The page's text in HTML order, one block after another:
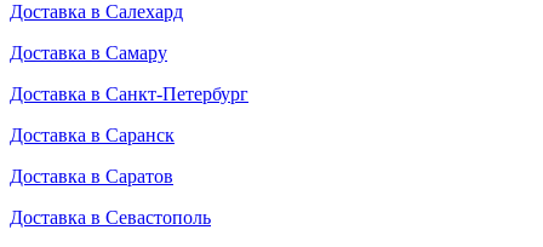
Доставка в Салехард
Доставка в Самару
Доставка в Санкт-Петербург
Доставка в Саранск
Доставка в Саратов
Доставка в Севастополь